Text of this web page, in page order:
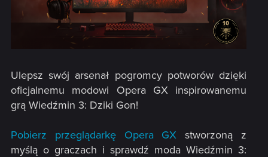
Ulepsz swój arsenał pogromcy potworów dzięki
oficjalnemu modowi Opera GX inspirowanemu
grą Wiedźmin 3: Dziki Gon!​
Pobierz przeglądarkę Opera GX stworzoną z
myślą o graczach i sprawdź moda Wiedźmin 3: